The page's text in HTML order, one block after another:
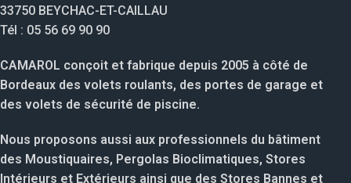
33750 BEYCHAC-ET-CAILLAU
Tél : 05 56 69 90 90
CAMAROL conçoit et fabrique depuis 2005 à côté de
Bordeaux des volets roulants, des portes de garage et
des volets de sécurité de piscine.
Nous proposons aussi aux professionnels du bâtiment
des Moustiquaires, Pergolas Bioclimatiques, Stores
Intérieurs et Extérieurs ainsi que des Stores Bannes et